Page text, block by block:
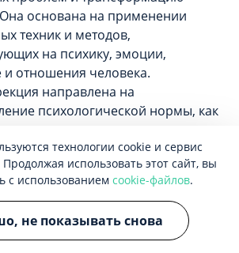
основана на применении
техник и методов,
на психику, эмоции,
и отношения человека.
направлена на
психологической нормы, как
черт. Психокоррекция включает
игротерапию, арт-
методы, помогающие
нарушения психики.
сопровождение
специфическое
технологии cookie и сервис
использовать этот сайт, вы
с использованием cookie-файлов.
не показывать снова